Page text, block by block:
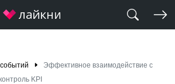
Эффективное взаимодействие с
KPI